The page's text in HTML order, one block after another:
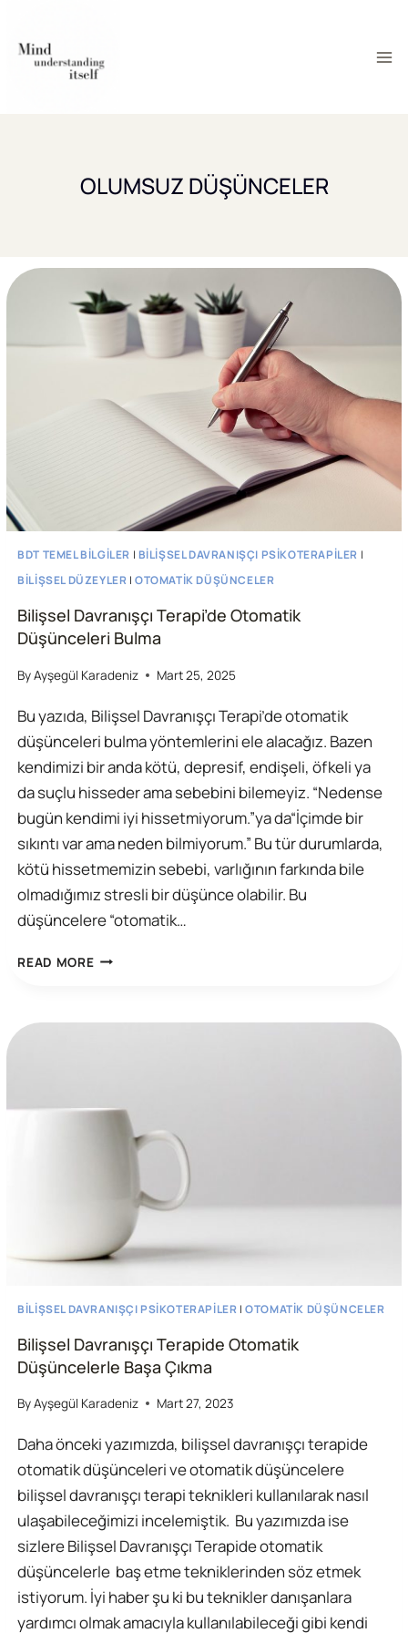
content
OLUMSUZ DÜŞÜNCELER
BDT TEMEL BILGILER | BILIŞSEL DAVRANIŞÇI PSIKOTERAPILER |
BILIŞSEL DÜZEYLER |OTOMATIK DÜŞÜNCELER
Bilişsel Davranışçı Terapi’de Otomatik
Düşünceleri Bulma
ByAyşegül Karadeniz Mart 25, 2025
Bu yazıda, Bilişsel Davranışçı Terapi’de otomatik
düşünceleri bulma yöntemlerini ele alacağız. Bazen
kendimizi bir anda kötü, depresif, endişeli, öfkeli ya
da suçlu hisseder ama sebebini bilemeyiz. “Nedense
bugün kendimi iyi hissetmiyorum.”ya da“İçimde bir
sıkıntı var ama neden bilmiyorum.” Bu tür durumlarda,
kötü hissetmemizin sebebi, varlığının farkında bile
olmadığımız stresli bir düşünce olabilir. Bu
düşüncelere “otomatik…
READ MOREBILIŞSEL
BILIŞSEL DAVRANIŞÇI PSIKOTERAPILER |OTOMATIK DÜŞÜNCELER
Bilişsel Davranışçı Terapide Otomatik
Düşüncelerle Başa Çıkma
ByAyşegül Karadeniz Mart 27, 2023
Daha önceki yazımızda, bilişsel davranışçı terapide
otomatik düşünceleri ve otomatik düşüncelere
bilişsel davranışçı terapi teknikleri kullanılarak nasıl
ulaşabileceğimizi incelemiştik. Bu yazımızda ise
sizlere Bilişsel Davranışçı Terapide otomatik
düşüncelerle baş etme tekniklerinden söz etmek
istiyorum. İyi haber şu ki bu teknikler danışanlara
yardımcı olmak amacıyla kullanılabileceği gibi kendi